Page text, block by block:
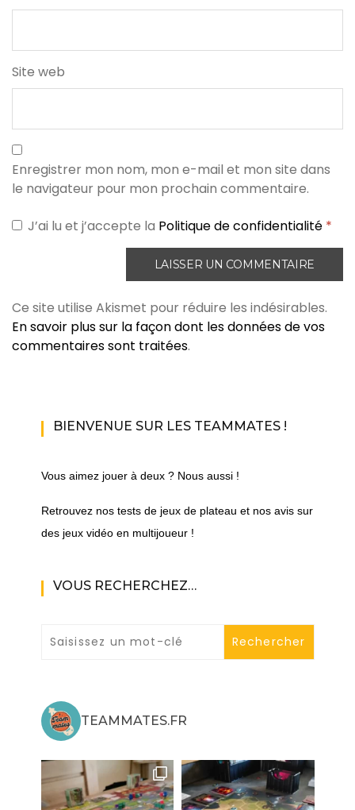
Site web
Enregistrer mon nom, mon e-mail et mon site dans
le navigateur pour mon prochain commentaire.
J’ai lu et j’accepte la Politique de confidentialité *
Ce site utilise Akismet pour réduire les indésirables.
En savoir plus sur la façon dont les données de vos
commentaires sont traitées.
BIENVENUE SUR LES TEAMMATES !
Vous aimez jouer à deux ? Nous aussi !
Retrouvez nos tests de jeux de plateau et nos avis sur
des jeux vidéo en multijoueur !
VOUS RECHERCHEZ…
TEAMMATES.FR